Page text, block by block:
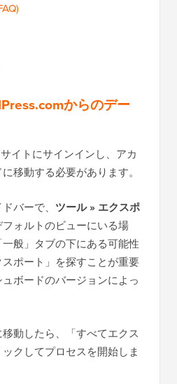
からのデー
イトにサインインし、アカ
移動する必要があります。
バーで、 ツール » エクスポ
ォルトのビューにいる場
般」タブの下にある可能性
ポート」を探すことが重要
ボードのバージョンによっ
動したら、「すべてエクス
クしてプロセスを開始しま